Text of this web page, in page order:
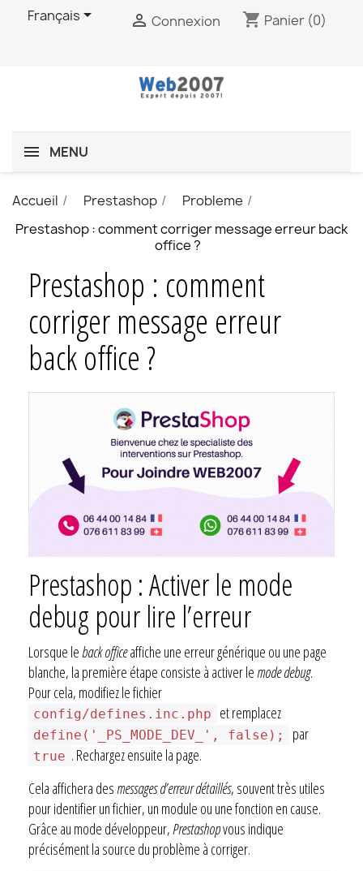
Français  Connexion shopping_cart Panier (0)
MENU
Accueil Prestashop
Probleme
Prestashop : comment corriger message erreur back
office ?
Prestashop : comment
corriger message erreur
back office ?
Prestashop : Activer le mode
debug pour lire l’erreur
Lorsque le back officeaffiche une erreur générique ou une page
blanche, la première étape consiste à activer le mode debug.
Pour cela, modifiez le fichier
config/defines.inc.php et remplacez
define('_PS_MODE_DEV_', false); par
true . Rechargez ensuite la page.
Cela affichera des messages d’erreur détaillés, souvent très utiles
pour identifier un fichier, un module ou une fonction en cause.
Grâce au mode développeur,Prestashopvous indique
précisément la source du problème à corriger.